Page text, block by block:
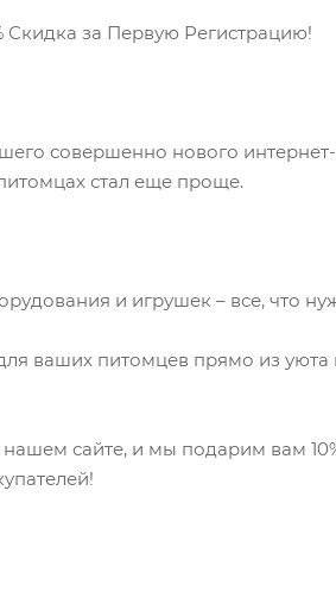
за Первую Регистрацию!
совершенно нового
стал еще проще.
и игрушек – все, что
ваших питомцев прямо из уюта
сайте, и мы подарим вам